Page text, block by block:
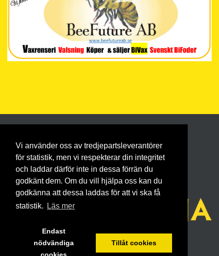
Vi använder oss av tredjepartsleverantörer
för statistik, men vi respekterar din integritet
och laddar därför inte in dessa förrän du
godkänt dem. Om du vill hjälpa oss kan du
godkänna att dessa laddas för att vi ska få
statistik.
Läs mer
Endast
nödvändiga
Tillåt cookies